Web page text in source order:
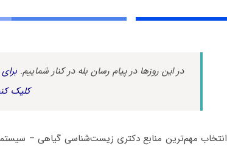
در این روزها در پیام رسان بله در کنار شماییم.
کلیک
انتخاب مهم‌ترین منابع دکتری زیست‌شناسی گیاهی –